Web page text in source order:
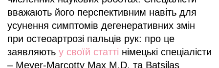
вважають його перспективним навіть для
усунення симптомів дегенеративних змін
при остеоартрозі пальців рук: про це
заявляють у своїй статті німецькі спеціалісти
– Meyer-Marcotty Max M.D. та Batsilas